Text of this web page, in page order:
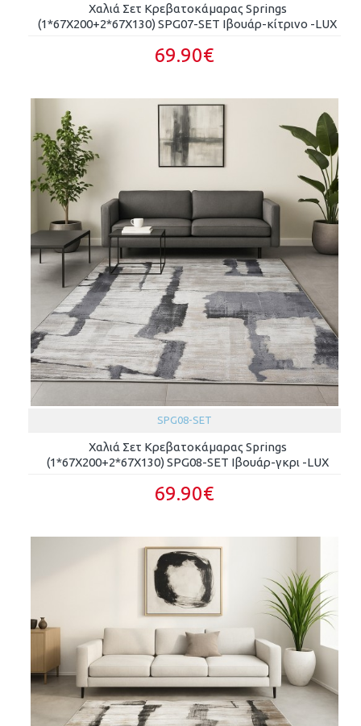
Χαλιά Σετ Κρεβατοκάμαρας Springs
(1*67X200+2*67X130) SPG07-SET Ιβουάρ-κίτρινο -LUX
69.90€
SPG08-SET
Χαλιά Σετ Κρεβατοκάμαρας Springs
(1*67X200+2*67X130) SPG08-SET Ιβουάρ-γκρι -LUX
69.90€